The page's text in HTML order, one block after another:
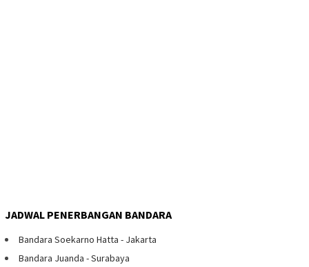
JADWAL PENERBANGAN BANDARA
Bandara Soekarno Hatta - Jakarta
Bandara Juanda - Surabaya